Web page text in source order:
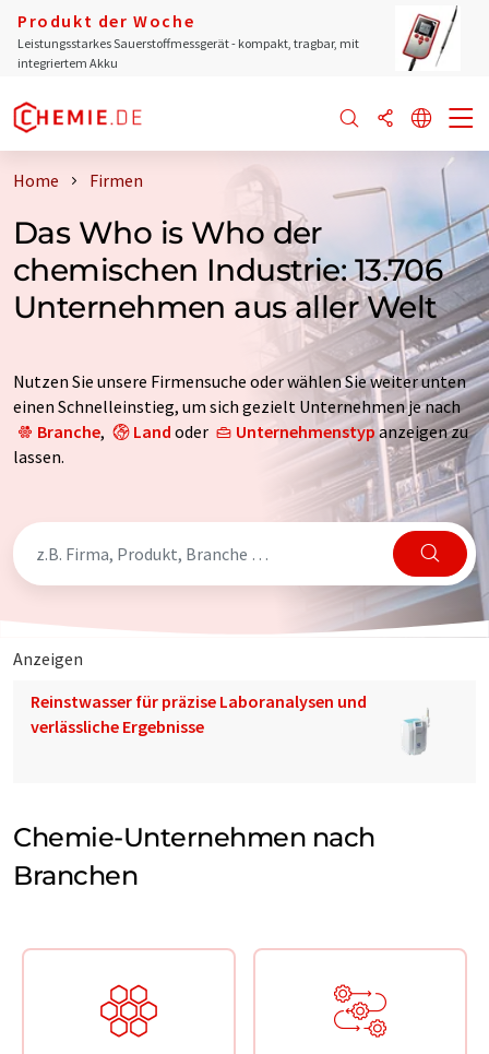
Produkt der Woche
Leistungsstarkes Sauerstoffmessgerät - kompakt, tragbar, mit
integriertem Akku
Home Firmen
Das Who is Who der
chemischen Industrie: 13.706
Unternehmen aus aller Welt
Nutzen Sie unsere Firmensuche oder wählen Sie weiter unten
einen Schnelleinstieg, um sich gezielt Unternehmen je nach
Branche, Land oder Unternehmenstypanzeigen zu
lassen.
Anzeigen
Reinstwasser für präzise Laboranalysen und
verlässliche Ergebnisse
Chemie-Unternehmen nach
Branchen